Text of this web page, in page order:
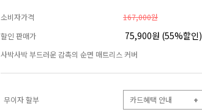
소비자가격
167,000원
할인 판매가
75,900원 (55%할인)
사박사박 부드러운 감촉의 순면 매트리스 커버
무이자 할부 카드혜택 안내 +